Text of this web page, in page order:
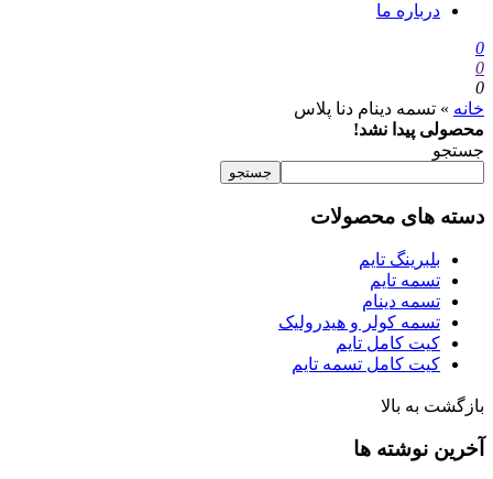
درباره ما
0
0
0
خانه » تسمه دینام دنا پلاس
محصولی پیدا نشد!
جستجو
جستجو
دسته های محصولات
بلبرینگ تایم
تسمه تایم
تسمه دینام
تسمه کولر و هیدرولیک
کیت کامل تایم
کیت کامل تسمه تایم
بازگشت به بالا
آخرین نوشته ها